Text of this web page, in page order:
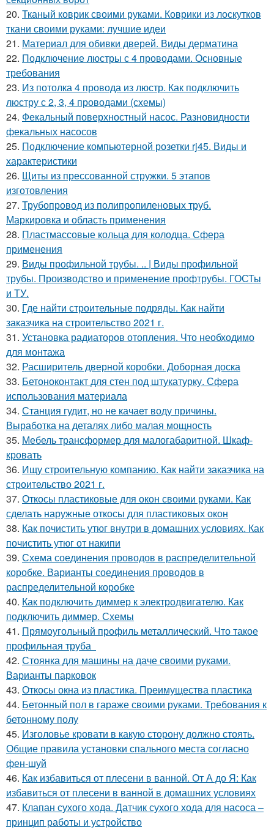
20. Тканый коврик своими руками. Коврики из лоскутков
ткани своими руками: лучшие идеи
21. Материал для обивки дверей. Виды дерматина
22. Подключение люстры с 4 проводами. Основные
требования
23. Из потолка 4 провода из люстр. Как подключить
люстру с 2, 3, 4 проводами (схемы)
24. Фекальный поверхностный насос. Разновидности
фекальных насосов
25. Подключение компьютерной розетки rj45. Виды и
характеристики
26. Щиты из прессованной стружки. 5 этапов
изготовления
27. Трубопровод из полипропиленовых труб.
Маркировка и область применения
28. Пластмассовые кольца для колодца. Сфера
применения
29. Виды профильной трубы. .. | Виды профильной
трубы. Производство и применение профтрубы. ГОСТы
и ТУ.
30. Где найти строительные подряды. Как найти
заказчика на строительство 2021 г.
31. Установка радиаторов отопления. Что необходимо
для монтажа
32. Расширитель дверной коробки. Доборная доска
33. Бетоноконтакт для стен под штукатурку. Сфера
использования материала
34. Станция гудит, но не качает воду причины.
Выработка на деталях либо малая мощность
35. Мебель трансформер для малогабаритной. Шкаф-
кровать
36. Ищу строительную компанию. Как найти заказчика на
строительство 2021 г.
37. Откосы пластиковые для окон своими руками. Как
сделать наружные откосы для пластиковых окон
38. Как почистить утюг внутри в домашних условиях. Как
почистить утюг от накипи
39. Схема соединения проводов в распределительной
коробке. Варианты соединения проводов в
распределительной коробке
40. Как подключить диммер к электродвигателю. Как
подключить диммер. Схемы
41. Прямоугольный профиль металлический. Что такое
профильная труба
42. Стоянка для машины на даче своими руками.
Варианты парковок
43. Откосы окна из пластика. Преимущества пластика
44. Бетонный пол в гараже своими руками. Требования к
бетонному полу
45. Изголовье кровати в какую сторону должно стоять.
Общие правила установки спального места согласно
фен-шуй
46. Как избавиться от плесени в ванной. От А до Я: Как
избавиться от плесени в ванной в домашних условиях
47. Клапан сухого хода. Датчик сухого хода для насоса –
принцип работы и устройство